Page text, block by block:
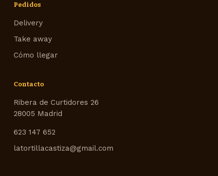
Pedidos
Delivery
Take away
Cómo llegar
Contacto
Ribera de Curtidores 26
28005 Madrid
623 147 652
latortillacastiza@gmail.com